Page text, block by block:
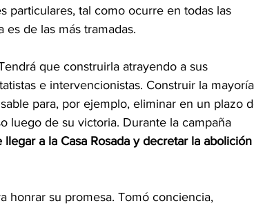
particulares, tal como ocurre en todas las
de las más tramadas.
que construirla atrayendo a sus
e intervencionistas. Construir la
para, por ejemplo, eliminar en un plazo
luego de su victoria. Durante la campaña
a la Casa Rosada y decretar la
honrar su promesa. Tomó conciencia,